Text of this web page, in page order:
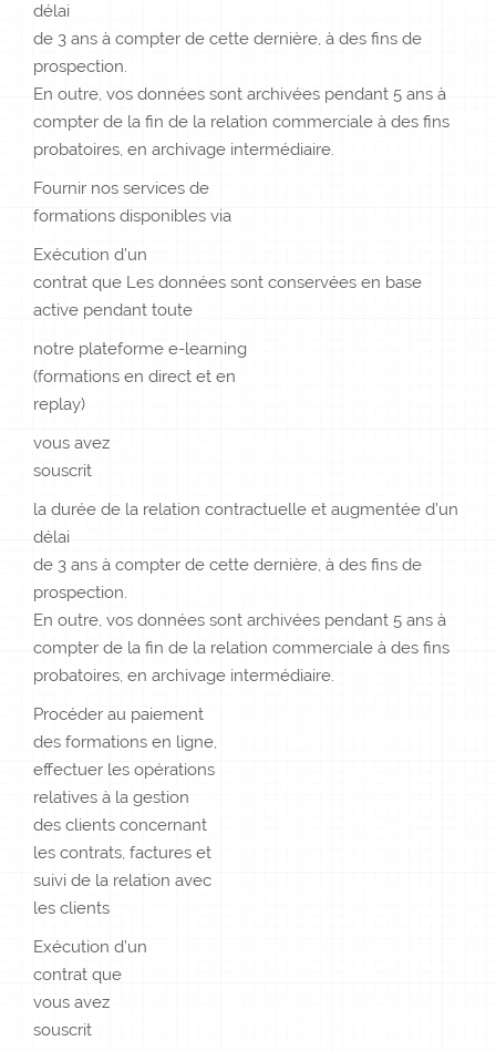
délai
de 3 ans à compter de cette dernière, à des fins de
prospection.
En outre, vos données sont archivées pendant 5 ans à
compter de la fin de la relation commerciale à des fins
probatoires, en archivage intermédiaire.
Fournir nos services de
formations disponibles via
Exécution d’un
contrat que Les données sont conservées en base
active pendant toute
notre plateforme e-learning
(formations en direct et en
replay)
vous avez
souscrit
la durée de la relation contractuelle et augmentée d’un
délai
de 3 ans à compter de cette dernière, à des fins de
prospection.
En outre, vos données sont archivées pendant 5 ans à
compter de la fin de la relation commerciale à des fins
probatoires, en archivage intermédiaire.
Procéder au paiement
des formations en ligne,
effectuer les opérations
relatives à la gestion
des clients concernant
les contrats, factures et
suivi de la relation avec
les clients
Exécution d’un
contrat que
vous avez
souscrit